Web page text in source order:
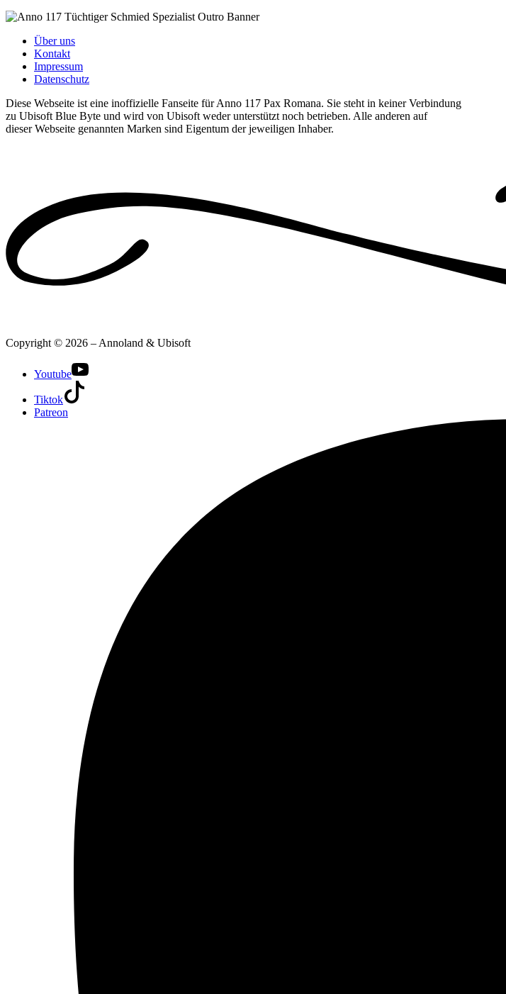
Über uns
Kontakt
Impressum
Datenschutz
Diese Webseite ist eine inoffizielle Fanseite für Anno 117 Pax Romana. Sie steht in keiner Verbindung
zu Ubisoft Blue Byte und wird von Ubisoft weder unterstützt noch betrieben. Alle anderen auf
dieser Webseite genannten Marken sind Eigentum der jeweiligen Inhaber.
Copyright © 2026 – Annoland & Ubisoft
Youtube
Tiktok
Patreon